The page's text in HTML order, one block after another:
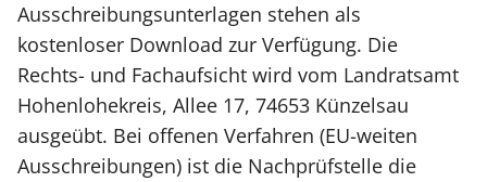
Ausschreibungsunterlagen stehen als
kostenloser Download zur Verfügung. Die
Rechts- und Fachaufsicht wird vom Landratsamt
Hohenlohekreis, Allee 17, 74653 Künzelsau
ausgeübt. Bei offenen Verfahren (EU-weiten
Ausschreibungen) ist die Nachprüfstelle die